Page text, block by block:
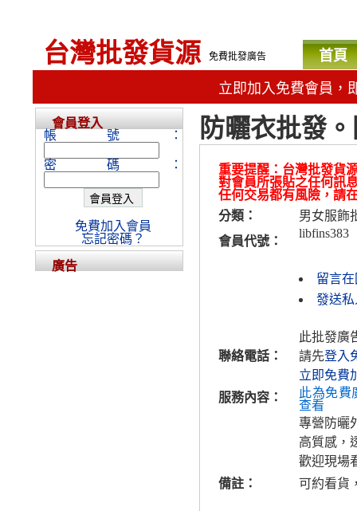
台灣批發貨源 免費批發廣告 首頁
立即加入免費會員，
防曬衣批發
重要提醒：台灣批發貨
對會員所張貼之任何訊
任何交易都有風險，請
分類：
男女服飾
會員代號：
libfins383
留言
發送私
聯絡電話：
此批發廣
請先登入
立即免費
服務內容：
此為免費
查看
專營防曬
高質感，
歡迎現場
備註：
可約看貨
會員登入
帳號：
密碼：
免費加入會員
忘記密碼？
廣告